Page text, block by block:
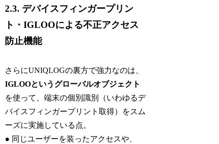
2.3. デバイスフィンガープリン
ト・IGLOOによる不正アクセス
防止機能
さらにUNIQLOGの裏方で強力なのは、
IGLOOというグローバルオブジェクト
を使って、端末の個別識別（いわゆるデ
バイスフィンガープリント取得）をスム
ーズに実施している点。
● 同じユーザーを装ったアクセスや、